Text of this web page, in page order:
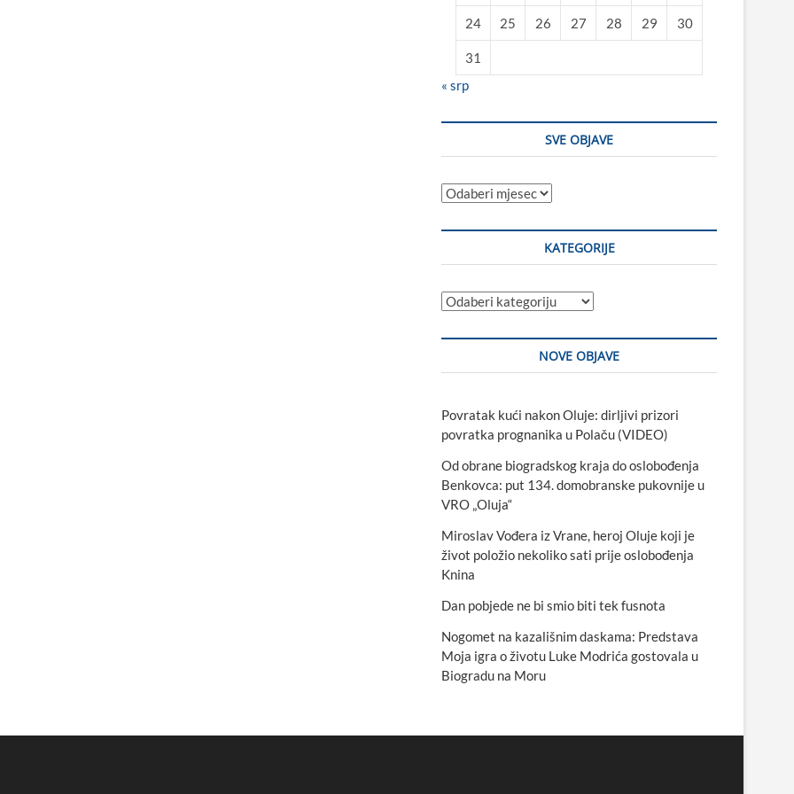
24 25 26 27 28 29 30
31
« srp
SVE OBJAVE
Sve
KATEGORIJE
Kategorije
NOVE OBJAVE
Povratak kući nakon Oluje: dirljivi prizori
povratka prognanika u Polaču (VIDEO)
Od obrane biogradskog kraja do oslobođenja
Benkovca: put 134. domobranske pukovnije u
VRO „Oluja“
Miroslav Vođera iz Vrane, heroj Oluje koji je
život položio nekoliko sati prije oslobođenja
Knina
Dan pobjede ne bi smio biti tek fusnota
Nogomet na kazališnim daskama: Predstava
Moja igra o životu Luke Modrića gostovala u
Biogradu na Moru